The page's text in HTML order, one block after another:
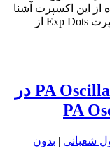
از این اکسپرت آشنا
خواهیم شد. عملکرد اکسپرت Exp Dots اکسپرت Exp Dots از
دانلود اکسپرت معامله گر PA Oscillator در
شعبانی | بدون